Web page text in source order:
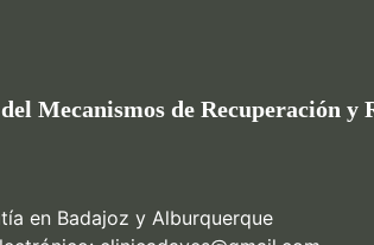
Mecanismos de Recuperación y
en Badajoz y Alburquerque